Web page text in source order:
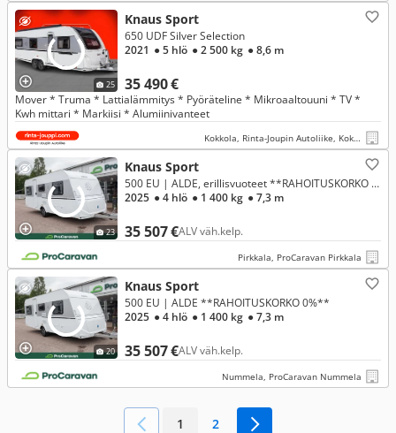
25
Knaus Sport
35 490 €
650 UDF Silver Selection
2021 ● 5 hlö ● 2 500 kg ● 8,6 m
Mover * Truma * Lattialämmitys * Pyöräteline * Mikroaaltouuni * TV *
Kwh mittari * Markiisi * Alumiinivanteet
Kokkola, Rinta-Joupin Autoliike, Kokkola
23
Knaus Sport
35 507 €ALV väh.kelp.
500 EU | ALDE, erillisvuoteet **RAHOITUSKORKO 0%**
2025 ● 4 hlö ● 1 400 kg ● 7,3 m
Pirkkala, ProCaravan Pirkkala
20
Knaus Sport
35 507 €ALV väh.kelp.
500 EU | ALDE **RAHOITUSKORKO 0%**
2025 ● 4 hlö ● 1 400 kg ● 7,3 m
Nummela, ProCaravan Nummela
1 2